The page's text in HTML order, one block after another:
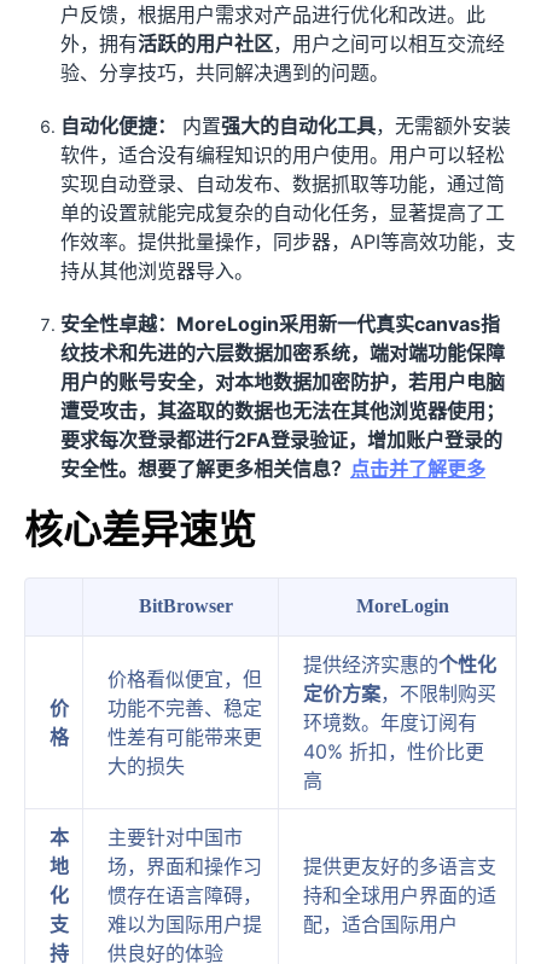
户反馈，根据用户需求对产品进行优化和改进。此
外，拥有活跃的用户社区，用户之间可以相互交流经
验、分享技巧，共同解决遇到的问题。
自动化便捷： 内置强大的自动化工具，无需额外安装
软件，适合没有编程知识的用户使用。用户可以轻松
实现自动登录、自动发布、数据抓取等功能，通过简
单的设置就能完成复杂的自动化任务，显著提高了工
作效率。提供批量操作，同步器，API等高效功能，支
持从其他浏览器导入。
安全性卓越：MoreLogin采用新一代真实canvas指
纹技术和先进的六层数据加密系统，端对端功能保障
用户的账号安全，对本地数据加密防护，若用户电脑
遭受攻击，其盗取的数据也无法在其他浏览器使用；
要求每次登录都进行2FA登录验证，增加账户登录的
安全性。想要了解更多相关信息？ 点击并了解更多
核心差异速览
BitBrowser MoreLogin
价
格
价格看似便宜，但
功能不完善、稳定
性差有可能带来更
大的损失
提供经济实惠的个性化
定价方案，不限制购买
环境数。年度订阅有
40% 折扣，性价比更
高
本
地
化
支
持
主要针对中国市
场，界面和操作习
惯存在语言障碍，
难以为国际用户提
供良好的体验
提供更友好的多语言支
持和全球用户界面的适
配，适合国际用户